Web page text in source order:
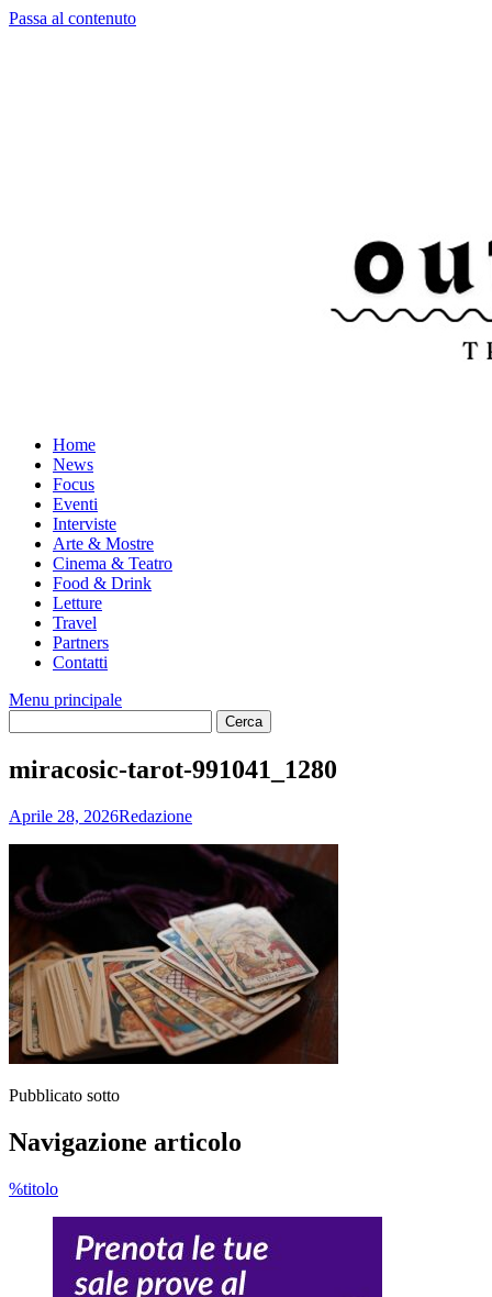
Passa al contenuto
Home
News
Focus
Eventi
Interviste
Arte & Mostre
Cinema & Teatro
Food & Drink
Letture
Travel
Partners
Contatti
Menu principale
miracosic-tarot-991041_1280
Aprile 28, 2026Redazione
Pubblicato sotto
Navigazione articolo
%titolo